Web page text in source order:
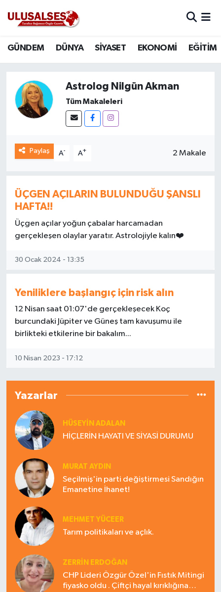
GÜNDEM DÜNYA SİYASET EKONOMİ EĞİTİM
Astrolog Nilgün Akman
Tüm Makaleleri
Paylaş A- A+ 2 Makale
ÜÇGEN AÇILARIN BULUNDUĞU ŞANSLI
HAFTA!!
Üçgen açılar yoğun çabalar harcamadan
gerçekleşen olaylar yaratır. Astrolojiyle kalın❤️
30 Ocak 2024 - 13:35
Yeniliklere başlangıç için risk alın
12 Nisan saat 01:07'de gerçekleşecek Koç
burcundaki Jüpiter ve Güneş tam kavuşumu ile
birlikteki etkilerine bir bakalım...
10 Nisan 2023 - 17:12
Yazarlar
HÜSEYIN ADALAN
HİÇLERİN HAYATI VE SİYASİ DURUMU
MURAT AYDIN
Seçilmiş'in parti değiştirmesi Sandığın
Emanetine İhanet!
MEHMET YÜCEER
Tarım politikaları ve açlık.
ZERRIN ERDOĞAN
CHP Lideri Özgür Özel'in Fıstık Mitingi
fiyasko oldu . Çiftçi hayal kırıklığına
DÜNYA
SİYASET
EKONOMİ
MAGAZİN
Trafik Durumu
Süper Lig Puan Durumu ve Fikstür
Tüm Manşetler